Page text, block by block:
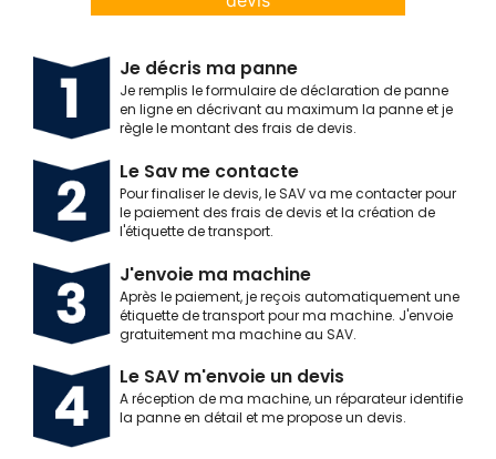
Je décris ma panne
Je remplis le formulaire de déclaration de panne
en ligne en décrivant au maximum la panne et je
règle le montant des frais de devis.
Le Sav me contacte
Pour finaliser le devis, le SAV va me contacter pour
le paiement des frais de devis et la création de
l'étiquette de transport.
J'envoie ma machine
Après le paiement, je reçois automatiquement une
étiquette de transport pour ma machine. J'envoie
gratuitement ma machine au SAV.
Le SAV m'envoie un devis
A réception de ma machine, un réparateur identifie
la panne en détail et me propose un devis.